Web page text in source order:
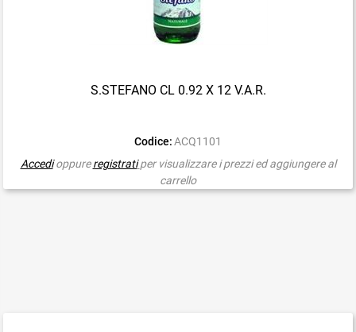
S.STEFANO CL 0.92 X 12 V.A.R.
Codice: ACQ1101
Accedioppureregistrati per visualizzare i prezzi ed aggiungere al
carrello